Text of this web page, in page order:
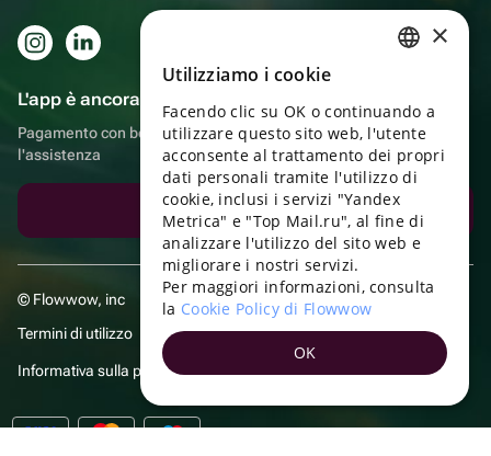
L'app è ancora più comoda!
Pagamento con bonus, autoconsegna, comoda chat con
l'assistenza
Scarica l'app
© Flowwow, inc
Termini di utilizzo
Informativa sulla privacy
ENGLISH
UKRAINIAN
PORTUGUESE
SPANISH
TURKISH
×
Utilizziamo i cookie
Facendo clic su OK o continuando a
utilizzare questo sito web, l'utente
acconsente al trattamento dei propri
dati personali tramite l'utilizzo di
cookie, inclusi i servizi "Yandex
Metrica" e "Top Mail.ru", al fine di
analizzare l'utilizzo del sito web e
migliorare i nostri servizi.
Per maggiori informazioni, consulta
la Cookie Policy di Flowwow
OK